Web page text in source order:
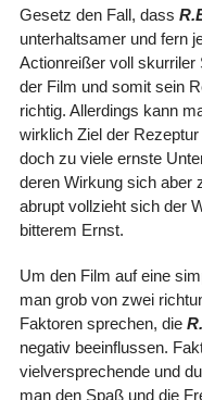
Gesetz den Fall, dass
unterhaltsamer und fern
Actionreißer voll
der Film und somit sein
richtig. Allerdings kann
wirklich Ziel der
doch zu viele ernste
deren Wirkung sich aber
abrupt vollzieht sich der
bitterem Ernst.
Um den Film auf eine
man grob von zwei
Faktoren sprechen, die
negativ beeinflussen.
vielversprechende und
man den Spaß und die